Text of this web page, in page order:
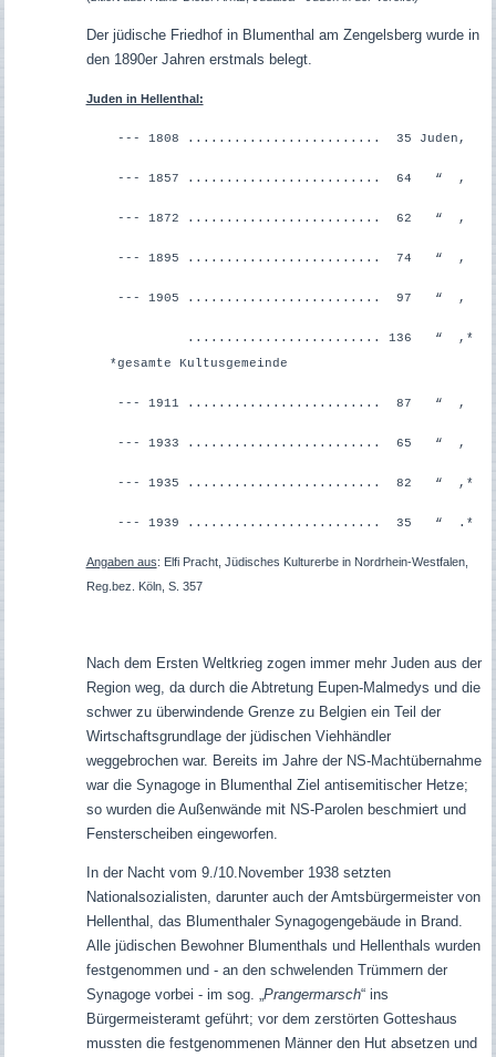
Der jüdische Friedhof in Blumenthal am Zengelsberg wurde in
den 1890er Jahren erstmals belegt.
Juden in Hellenthal:
--- 1808 ......................... 35 Juden,
--- 1857 ......................... 64 “ ,
--- 1872 ......................... 62 “ ,
--- 1895 ......................... 74 “ ,
--- 1905 ......................... 97 “ ,
......................... 136 “ ,*
*gesamte Kultusgemeinde
--- 1911 ......................... 87 “ ,
--- 1933 ......................... 65 “ ,
--- 1935 ......................... 82 “ ,*
--- 1939 ......................... 35 “ .*
Angaben aus: Elfi Pracht, Jüdisches Kulturerbe in Nordrhein-Westfalen,
Reg.bez. Köln, S. 357
Nach dem Ersten Weltkrieg zogen immer mehr Juden aus der
Region weg, da durch die Abtretung Eupen-Malmedys und die
schwer zu überwindende Grenze zu Belgien ein Teil der
Wirtschaftsgrundlage der jüdischen Viehhändler
weggebrochen war. Bereits im Jahre der NS-Machtübernahme
war die Synagoge in Blumenthal Ziel antisemitischer Hetze;
so wurden die Außenwände mit NS-Parolen beschmiert und
Fensterscheiben eingeworfen.
In der Nacht vom 9./10.November 1938 setzten
Nationalsozialisten, darunter auch der Amtsbürgermeister von
Hellenthal, das Blumenthaler Synagogengebäude in Brand.
Alle jüdischen Bewohner Blumenthals und Hellenthals wurden
festgenommen und - an den schwelenden Trümmern der
Synagoge vorbei - im sog. „ Prangermarsch“ ins
Bürgermeisteramt geführt; vor dem zerstörten Gotteshaus
mussten die festgenommenen Männer den Hut absetzen und